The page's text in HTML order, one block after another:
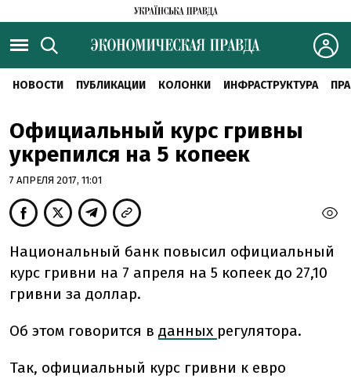
НОВОСТИ ПУБЛИКАЦИИ КОЛОНКИ ИНФРАСТРУКТУРА
Официальный курс гривны
укрепился на 5 копеек
7 АПРЕЛЯ 2017, 11:01
Национальный банк повысил официальный
курс гривни на 7 апреля на 5 копеек до 27,10
гривни за доллар.
Об этом говорится в данных регулятора.
Так, официальный курс гривни к евро